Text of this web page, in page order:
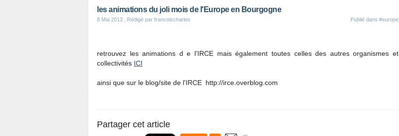
les animations du joli mois de l'Europe en Bourgogne
8 Mai 2013 , Rédigé par francoischarles Publié dans #europe
retrouvez les animations d e l'IRCE mais également toutes celles des autres organismes et
collectivités ICI
ainsi que sur le blog/site de l'IRCE http://irce.overblog.com
Partager cet article